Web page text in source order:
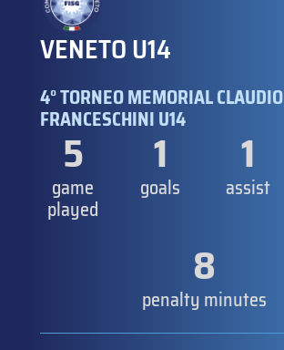
VENETO U14
4° TORNEO MEMORIAL CLAUDIO
FRANCESCHINI U14
5
game
played
1
goals
1
assist
8
penalty minutes